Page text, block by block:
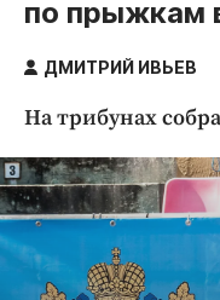
Статьи
Народные
Авто и
Криминал
Культура
Образование
по прыжкам
ДМИТРИЙ ИВЬЕВ
На трибунах